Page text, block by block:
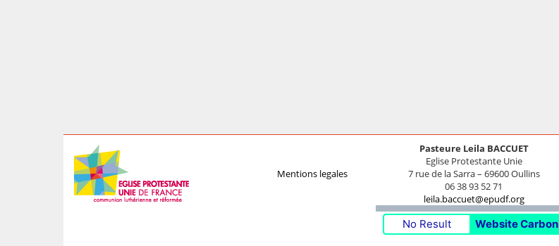
Mentions legales
Pasteure Leila BACCUET
Eglise Protestante Unie
7 rue de la Sarra – 69600 Oullins
06 38 93 52 71
leila.baccuet@epudf.org
No Result Website Carbon